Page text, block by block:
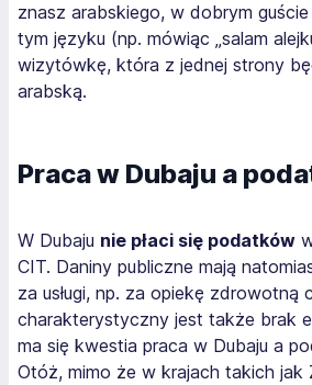
znasz arabskiego, w dobrym
tym języku (np. mówiąc „salam
wizytówkę, która z jednej strony
arabską.
Praca w Dubaju a
W Dubaju nie płaci się podatków
CIT. Daniny publiczne mają
za usługi, np. za opiekę zdrowotną
charakterystyczny jest także brak
ma się kwestia praca w Dubaju a
Otóż, mimo że w krajach takich jak